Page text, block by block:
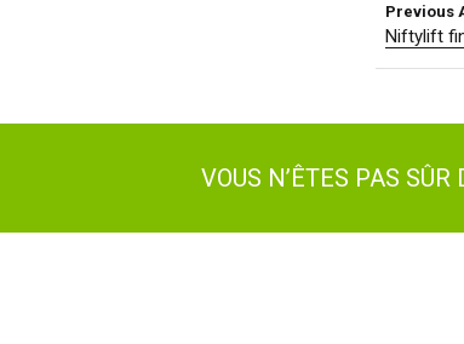
Previous
Niftylift
VOUS N’ÊTES PAS